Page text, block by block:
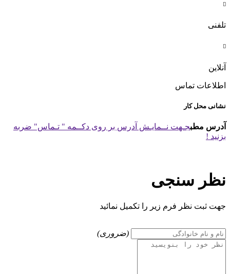

تلفنی

آنلاین
اطلاعات تماس
نشانی محل کار
آدرس مطبجـهت نــمایـش آدرس بر روی دکــمه " تـماس" ضربه
بزنید !
نظر سنجی
جهت ثبت نظر فرم زیر را تکمیل نمائید
(ضروری)